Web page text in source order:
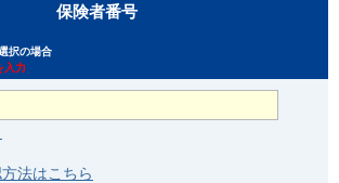
保険者番号
択の場合
入力
法はこちら